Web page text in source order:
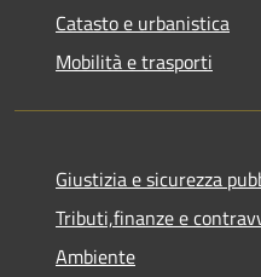
Catasto e urbanistica
Mobilità e trasporti
Giustizia e sicurezza
Tributi,finanze e
Ambiente